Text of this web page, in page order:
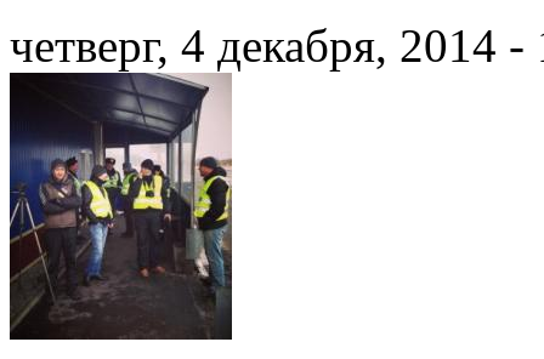
четверг, 4 декабря, 2014 -